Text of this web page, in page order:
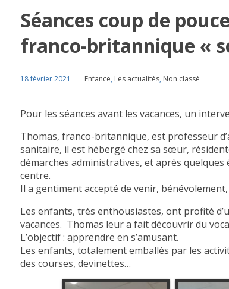
Séances coup de
franco-britannique «
18 février 2021 Enfance, Les actualités, Non classé
Pour les séances avant les vacances, un
Thomas, franco-britannique, est professeur
sanitaire, il est hébergé chez sa sœur,
démarches administratives, et après
centre.
Il a gentiment accepté de venir,
Les enfants, très enthousiastes, ont profité
vacances. Thomas leur a fait découvrir du
L’objectif : apprendre en s’amusant.
Les enfants, totalement emballés par les
des courses, devinettes…